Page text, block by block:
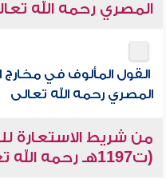
المصري رحمه الله
القول المألوف في
المصري رحمه الله تعالى
من شريط الاستعارة
(ت1197هـ رحمه الله تعالى)